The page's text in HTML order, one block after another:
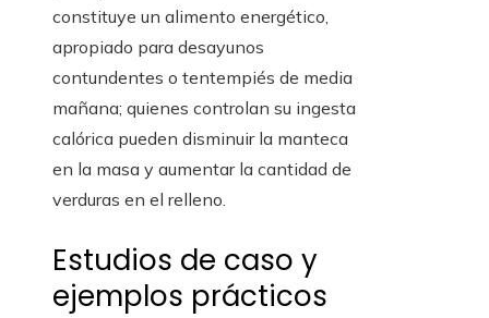
constituye un alimento energético,
apropiado para desayunos
contundentes o tentempiés de media
mañana; quienes controlan su ingesta
calórica pueden disminuir la manteca
en la masa y aumentar la cantidad de
verduras en el relleno.
Estudios de caso y
ejemplos prácticos